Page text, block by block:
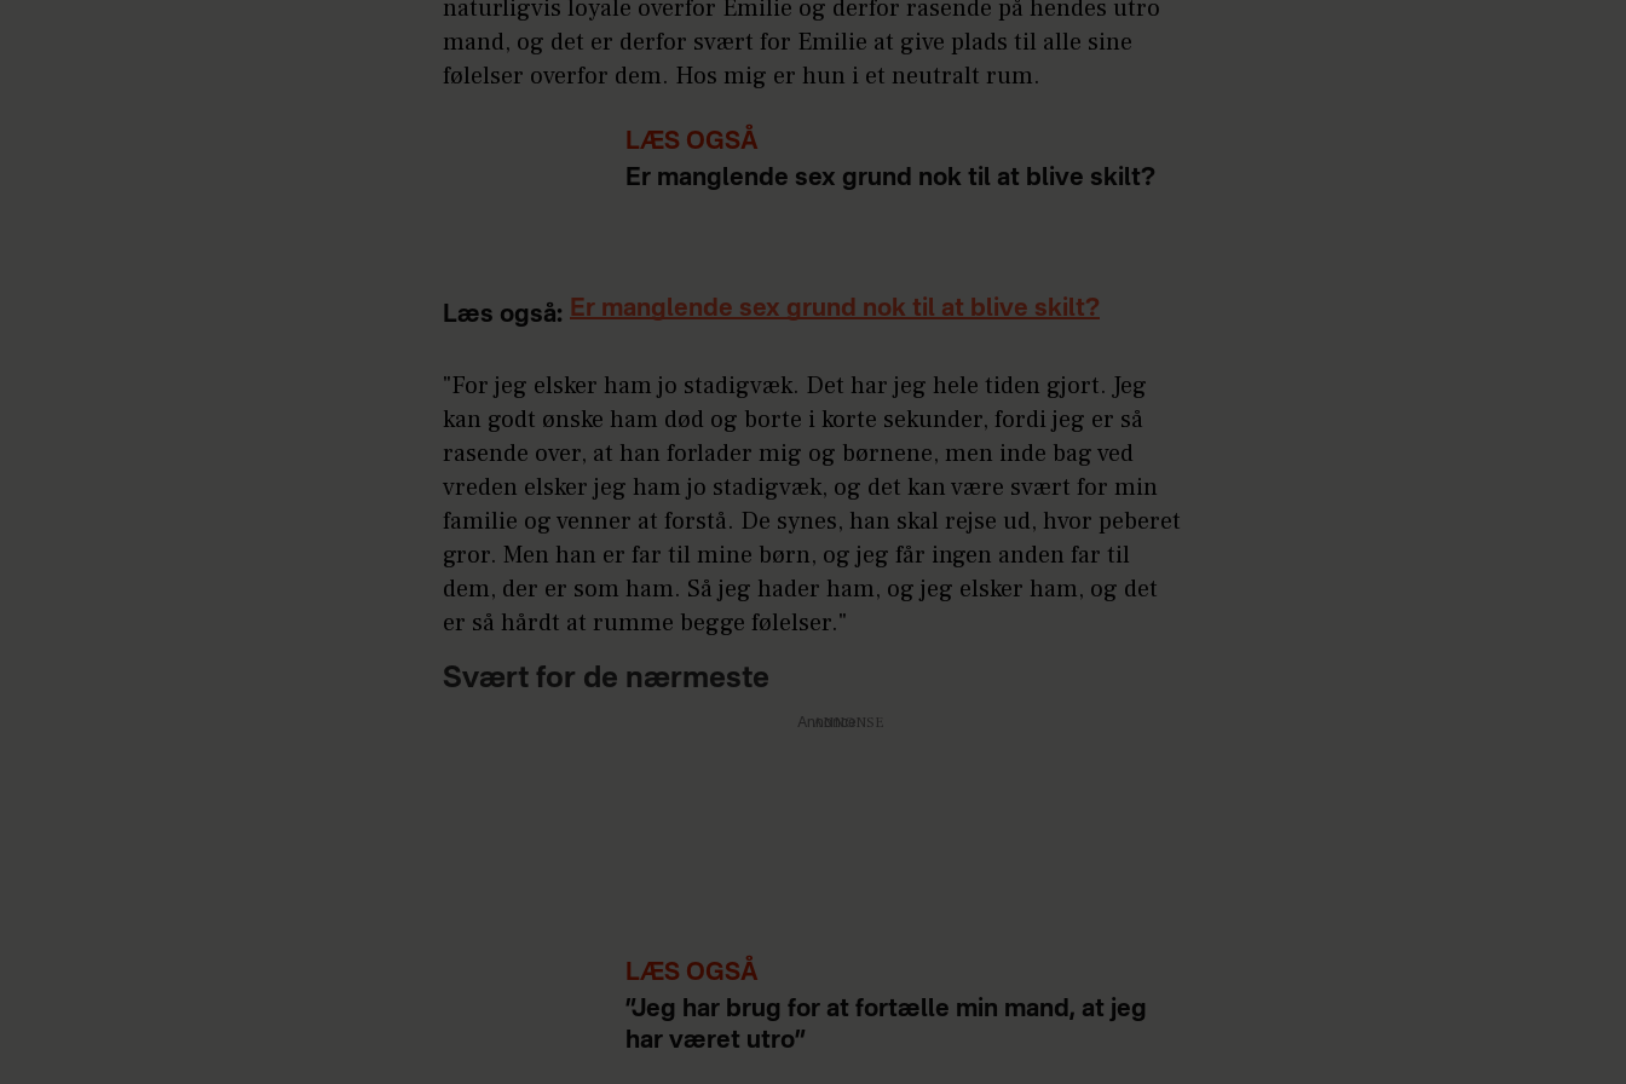
naturligvis loyale overfor Emilie og derfor rasende på hendes utro
mand, og det er derfor svært for Emilie at give plads til alle sine
følelser overfor dem. Hos mig er hun i et neutralt rum.
LÆS OGSÅ
Er manglende sex grund nok til at blive skilt?
Læs også: Er manglende sex grund nok til at blive skilt?
"For jeg elsker ham jo stadigvæk. Det har jeg hele tiden gjort. Jeg
kan godt ønske ham død og borte i korte sekunder, fordi jeg er så
rasende over, at han forlader mig og børnene, men inde bag ved
vreden elsker jeg ham jo stadigvæk, og det kan være svært for min
familie og venner at forstå. De synes, han skal rejse ud, hvor peberet
gror. Men han er far til mine børn, og jeg får ingen anden far til
dem, der er som ham. Så jeg hader ham, og jeg elsker ham, og det
er så hårdt at rumme begge følelser."
Svært for de nærmeste
Annonce
LÆS OGSÅ
”Jeg har brug for at fortælle min mand, at jeg
har været utro”